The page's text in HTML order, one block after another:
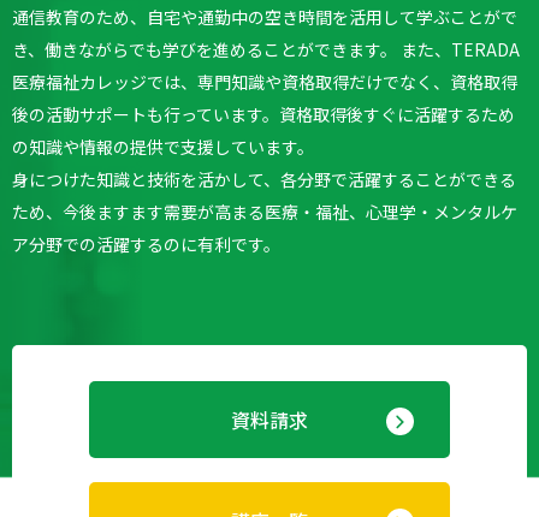
通信教育のため、自宅や通勤中の空き時間を活用して学ぶことがで
き、働きながらでも学びを進めることができます。
また、TERADA
医療福祉カレッジでは、専門知識や資格取得だけでなく、資格取得
後の活動サポートも行っています。 資格取得後すぐに活躍するため
の知識や情報の提供で支援しています。
身につけた知識と技術を活かして、各分野で活躍することができる
ため、今後ますます需要が高まる医療・福祉、心理学・メンタルケ
ア分野での活躍するのに有利です。
資料請求